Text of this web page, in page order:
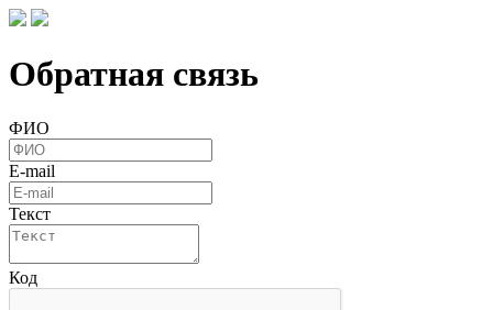
Обратная связь
ФИО
E-mail
Текст
Код